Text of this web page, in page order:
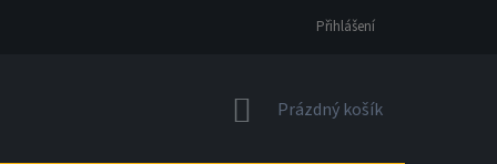
Přihlášení
NÁKUPNÍ
Prázdný košík